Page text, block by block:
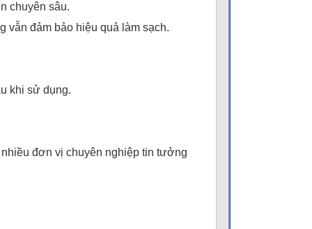
chuyên sâu.
đảm bảo hiệu quả làm sạch.
khi sử dụng.
đơn vị chuyên nghiệp tin tưởng